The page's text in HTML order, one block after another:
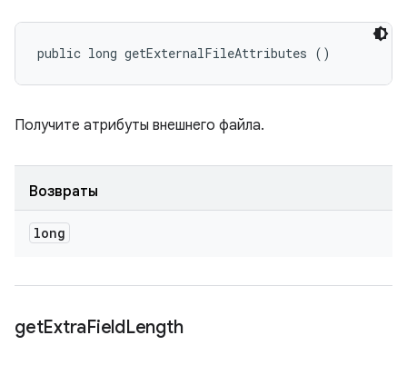
public long getExternalFileAttributes ()
Получите атрибуты внешнего файла.
Возвраты
long
getExtraFieldLength